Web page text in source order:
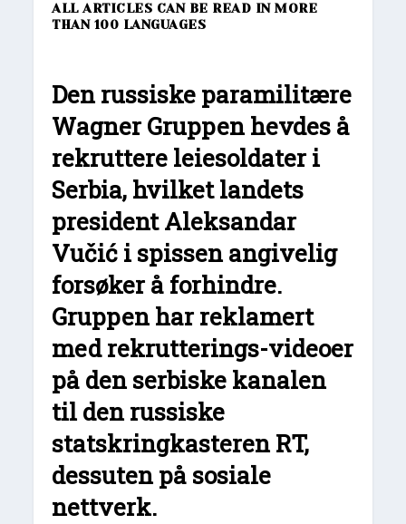
ALL ARTICLES CAN BE READ IN MORE
THAN 100 LANGUAGES
Den russiske paramilitære
Wagner Gruppen hevdes å
rekruttere leiesoldater i
Serbia, hvilket landets
president Aleksandar
Vučić i spissen angivelig
forsøker å forhindre.
Gruppen har reklamert
med rekrutterings-videoer
på den serbiske kanalen
til den russiske
statskringkasteren RT,
dessuten på sosiale
nettverk.